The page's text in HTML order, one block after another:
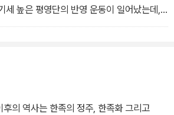
세 높은 평영단의 반영 운동이 일어났는데,
오랑캐들에 대한 청조의 유약한 자세에 대단
천국의 이념은 개신교의 출판물에서 큰 영향
의 최고 지도자 중 두 사람, 즉 홍수전과 홍
신교 선교사들에게서 개인적으로 가르침
의 역사는 한족의 정주, 한족화 그리고